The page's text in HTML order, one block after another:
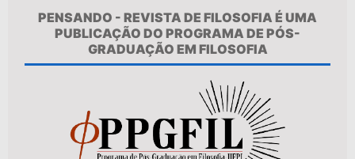
PENSANDO - REVISTA DE FILOSOFIA É UMA
PUBLICAÇÃO DO PROGRAMA DE PÓS-
GRADUAÇÃO EM FILOSOFIA